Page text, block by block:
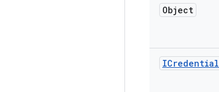
Object
ICredential